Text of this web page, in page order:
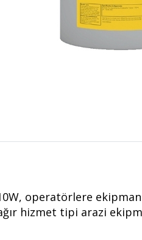
operatörlere
hizmet tipi arazi